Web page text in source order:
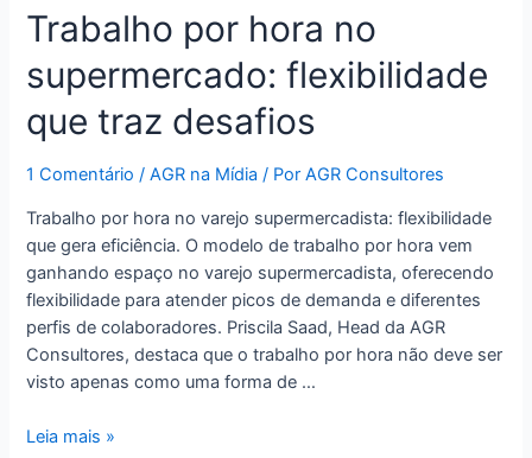
Trabalho por hora no
supermercado: flexibilidade
que traz desafios
1 Comentário /AGR na Mídia / PorAGR Consultores
Trabalho por hora no varejo supermercadista: flexibilidade
que gera eficiência. O modelo de trabalho por hora vem
ganhando espaço no varejo supermercadista, oferecendo
flexibilidade para atender picos de demanda e diferentes
perfis de colaboradores. Priscila Saad, Head da AGR
Consultores, destaca que o trabalho por hora não deve ser
visto apenas como uma forma de …
Leia mais »